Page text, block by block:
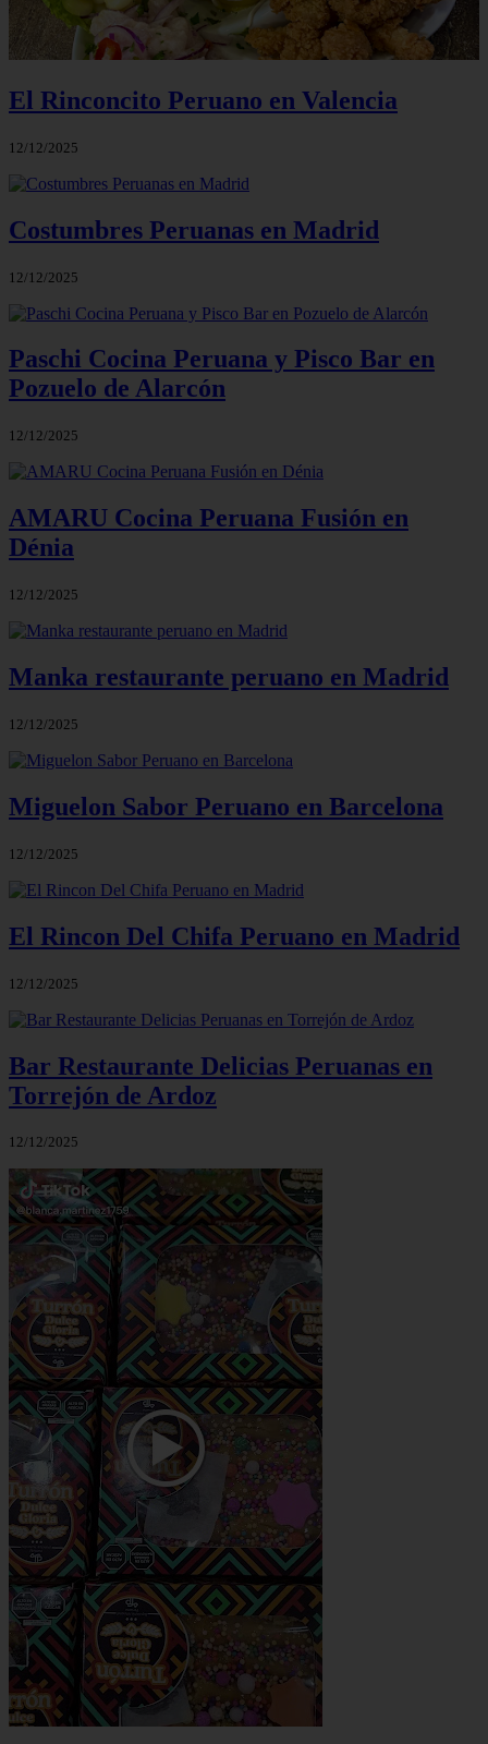
El Rinconcito Peruano en Valencia
12/12/2025
Costumbres Peruanas en Madrid
12/12/2025
Paschi Cocina Peruana y Pisco Bar en
Pozuelo de Alarcón
12/12/2025
AMARU Cocina Peruana Fusión en
Dénia
12/12/2025
Manka restaurante peruano en Madrid
12/12/2025
Miguelon Sabor Peruano en Barcelona
12/12/2025
El Rincon Del Chifa Peruano en Madrid
12/12/2025
Bar Restaurante Delicias Peruanas en
Torrejón de Ardoz
12/12/2025